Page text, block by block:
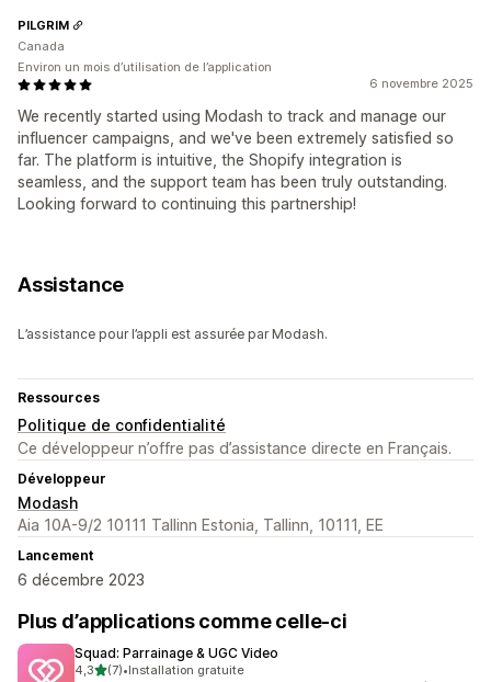
6 novembre 2025
We recently started using Modash to track and manage our
influencer campaigns, and we've been extremely satisfied so
far. The platform is intuitive, the Shopify integration is
seamless, and the support team has been truly outstanding.
Looking forward to continuing this partnership!
PILGRIM
Canada
Environ un mois d’utilisation de l’application
Assistance
L’assistance pour l’appli est assurée par Modash.
Ressources
Politique de confidentialité
Ce développeur n’offre pas d’assistance directe en Français.
Développeur
Modash
Aia 10A-9/2 10111 Tallinn Estonia, Tallinn, 10111, EE
Lancement
6 décembre 2023
Plus d’applications comme celle-ci
Squad: Parrainage & UGC Video
4,3étoile(s) sur 5
(7)
7 avis au total
•Installation gratuite